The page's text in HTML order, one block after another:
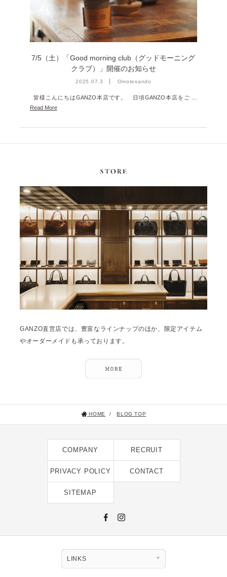
2023年5月 [4]
2023年4月 [6]
2023年3月 [2]
2023年2月 [4]
2022年12月 [2]
2022年8月 [1]
2022年2月 [2]
2020年8月 [1]
2019年12月 [1]
2019年11月 [2]
2019年10月 [1]
2019年3月 [1]
7/5（土）「Good morning club（グッドモーニング
クラブ）」開催のお知らせ
2025.07.3 Omotesando
皆様こんにちはGANZO本店です。 日頃GANZO本店をご …
Read More
GANZO直営店では、豊富なラインナップのほか、限定アイテム
やオーダーメイドも承っております。
HOME / BLOG TOP
COMPANY RECRUIT
PRIVACY POLICY CONTACT
SITEMAP
LINKS